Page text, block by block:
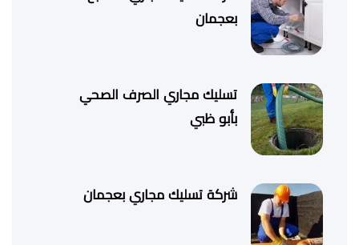
بعجمان
تسليك مجاري الصرف الصحي
بأبو ظبي
شركة تسليك مجاري بعجمان